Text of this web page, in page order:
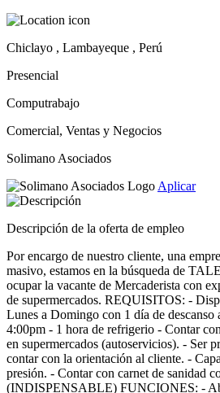
Chiclayo , Lambayeque , Perú
Presencial
Computrabajo
Comercial, Ventas y Negocios
Solimano Asociados
Aplicar
Descripción de la oferta de empleo
Por encargo de nuestro cliente, una
masivo, estamos en la búsqueda de
ocupar la vacante de Mercaderista con
de supermercados. REQUISITOS: -
Lunes a Domingo con 1 día de descanso
4:00pm - 1 hora de refrigerio - Contar
en supermercados (autoservicios). - Ser
contar con la orientación al cliente. -
presión. - Contar con carnet de sanidad
(INDISPENSABLE) FUNCIONES: -